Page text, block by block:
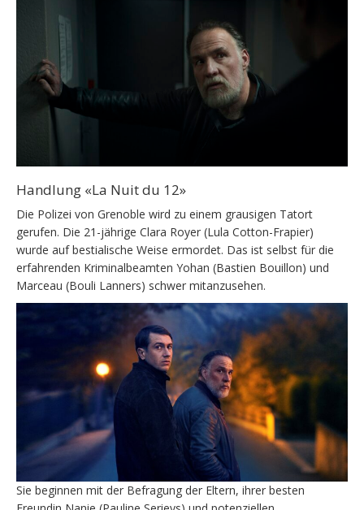
Handlung «La Nuit du 12»
Die Polizei von Grenoble wird zu einem grausigen Tatort
gerufen. Die 21-jährige Clara Royer (Lula Cotton-Frapier)
wurde auf bestialische Weise ermordet. Das ist selbst für die
erfahrenden Kriminalbeamten Yohan (Bastien Bouillon) und
Marceau (Bouli Lanners) schwer mitanzusehen.
Sie beginnen mit der Befragung der Eltern, ihrer besten